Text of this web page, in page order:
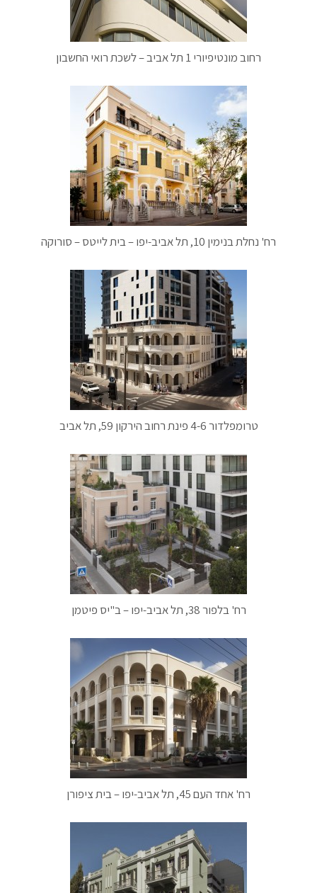
רחוב מונטיפיורי 1 תל אביב – לשכת רואי החשבון
רח' נחלת בנימין 10, תל אביב-יפו – בית לייטס – סורוקה
טרומפלדור 4-6 פינת רחוב הירקון 59, תל אביב
רח' בלפור 38, תל אביב-יפו – ב"יס פיטמן
רח' אחד העם 45, תל אביב-יפו – בית ציפורן